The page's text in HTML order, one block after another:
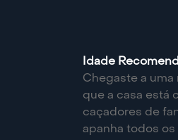
Idade
Chegaste a
que a casa está
caçadores de
apanha todos